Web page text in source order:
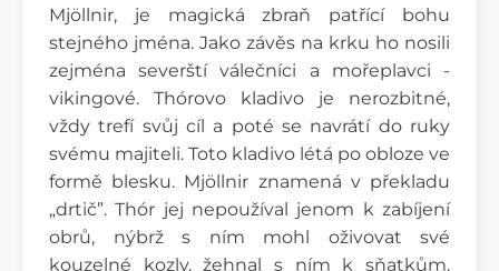
Mjöllnir, je magická zbraň patřící bohu
stejného jména. Jako závěs na krku ho nosili
zejména severští válečníci a mořeplavci -
vikingové. Thórovo kladivo je nerozbitné,
vždy trefí svůj cíl a poté se navrátí do ruky
svému majiteli. Toto kladivo létá po obloze ve
formě blesku. Mjöllnir znamená v překladu
„drtič”. Thór jej nepoužíval jenom k zabíjení
obrů, nýbrž s ním mohl oživovat své
kouzelné kozly, žehnal s ním k sňatkům,